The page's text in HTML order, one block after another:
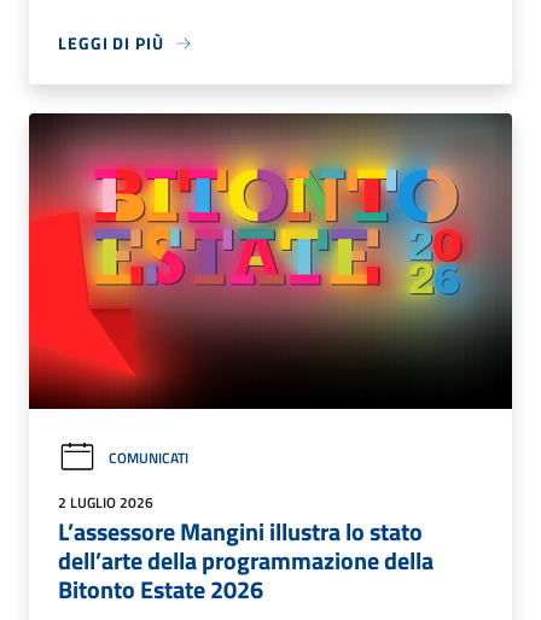
LEGGI DI PIÙ
COMUNICATI
2 LUGLIO 2026
L’assessore Mangini illustra lo stato
dell’arte della programmazione della
Bitonto Estate 2026